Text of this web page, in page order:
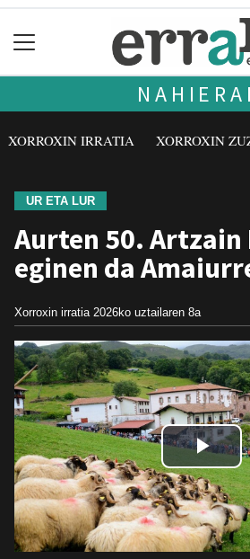
XORROXIN IRRATIA XORROXIN
UR ETA LUR
Aurten 50. Artzain
eginen da
Xorroxin irratia 2026ko uztailaren 8a